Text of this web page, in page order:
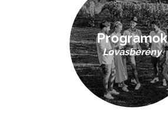
Programok
Lovasberény